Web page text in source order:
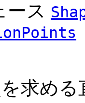
ース
求める